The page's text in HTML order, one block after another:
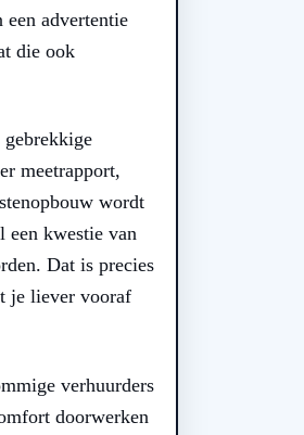
advertentie
die ook
gebrekkige
meetrapport,
wordt
een kwestie van
Dat is precies
je liever vooraf
verhuurders
doorwerken